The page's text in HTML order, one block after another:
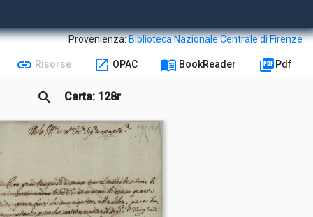
Provenienza:Biblioteca Nazionale Centrale di Firenze
link Risorse open_in_new OPAC menu_book BookReader picture_as_pdf Pdf
zoom_in Carta: 128r